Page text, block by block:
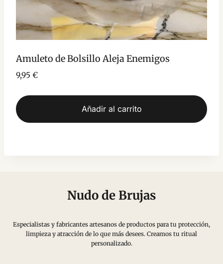
Amuleto de Bolsillo Aleja Enemigos
9,95 €
Añadir al carrito
Nudo de Brujas
Especialistas y fabricantes artesanos de productos para tu protección,
limpieza y atracción de lo que más desees. Creamos tu ritual
personalizado.